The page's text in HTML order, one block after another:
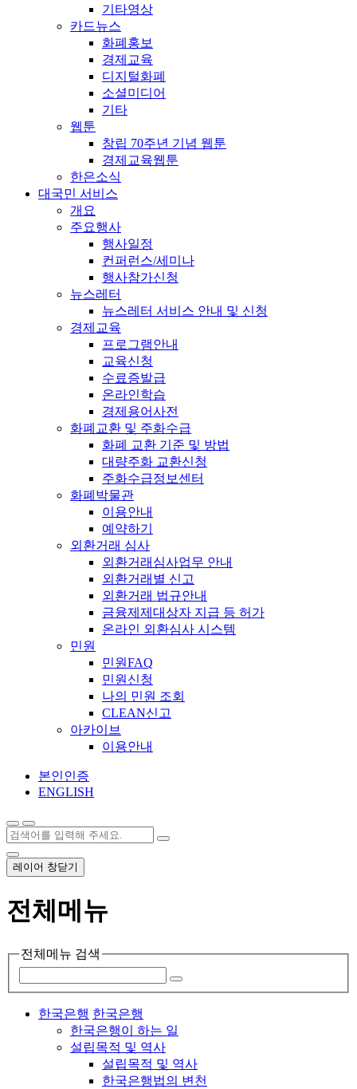
기타영상
카드뉴스
화폐홍보
경제교육
디지털화폐
소셜미디어
기타
웹툰
창립 70주년 기념 웹툰
경제교육웹툰
한은소식
대국민 서비스
개요
주요행사
행사일정
컨퍼런스/세미나
행사참가신청
뉴스레터
뉴스레터 서비스 안내 및 신청
경제교육
프로그램안내
교육신청
수료증발급
온라인학습
경제용어사전
화폐교환 및 주화수급
화폐 교환 기준 및 방법
대량주화 교환신청
주화수급정보센터
화폐박물관
이용안내
예약하기
외환거래 심사
외환거래심사업무 안내
외환거래별 신고
외환거래 법규안내
금융제제대상자 지급 등 허가
온라인 외환심사 시스템
민원
민원FAQ
민원신청
나의 민원 조회
CLEAN신고
아카이브
이용안내
본인인증
ENGLISH
레이어 창닫기
전체메뉴
전체메뉴 검색
한국은행 한국은행
한국은행이 하는 일
설립목적 및 역사
설립목적 및 역사
한국은행법의 변천